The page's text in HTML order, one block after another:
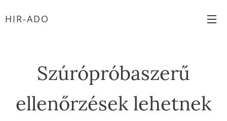
HIR-ADO
Szúrópróbaszerű
ellenőrzések lehetnek